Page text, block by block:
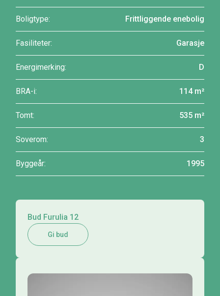
Boligtype: Frittliggende enebolig
Fasiliteter: Garasje
Energimerking: D
BRA-i: 114 m²
Tomt: 535 m²
Soverom: 3
Byggeår: 1995
Bud Furulia 12
Gi bud